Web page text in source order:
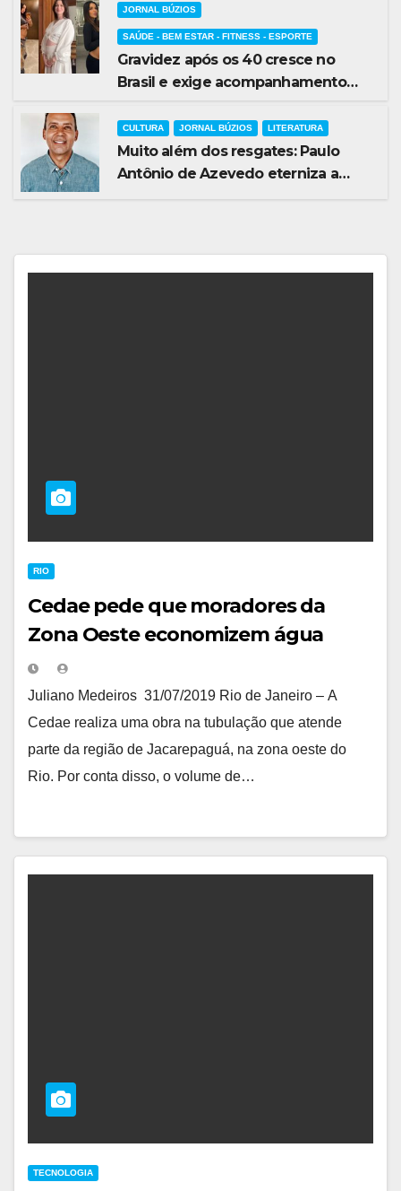
JORNAL BÚZIOS
SAÚDE - BEM ESTAR - FITNESS - ESPORTE
Gravidez após os 40 cresce no
Brasil e exige acompanhamento
CULTURA JORNAL BÚZIOS LITERATURA
Muito além dos resgates: Paulo
Antônio de Azevedo eterniza a
RIO
Cedae pede que moradores da
Zona Oeste economizem água
Juliano Medeiros 31/07/2019 Rio de Janeiro – A
Cedae realiza uma obra na tubulação que atende
parte da região de Jacarepaguá, na zona oeste do
Rio. Por conta disso, o volume de…
TECNOLOGIA